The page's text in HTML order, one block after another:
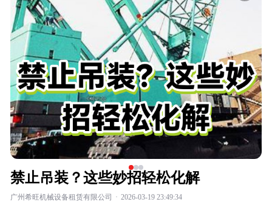
禁止吊装？这些妙招轻松化解
广州希旺机械设备租赁有限公司 · 2026-03-19 23:49:34